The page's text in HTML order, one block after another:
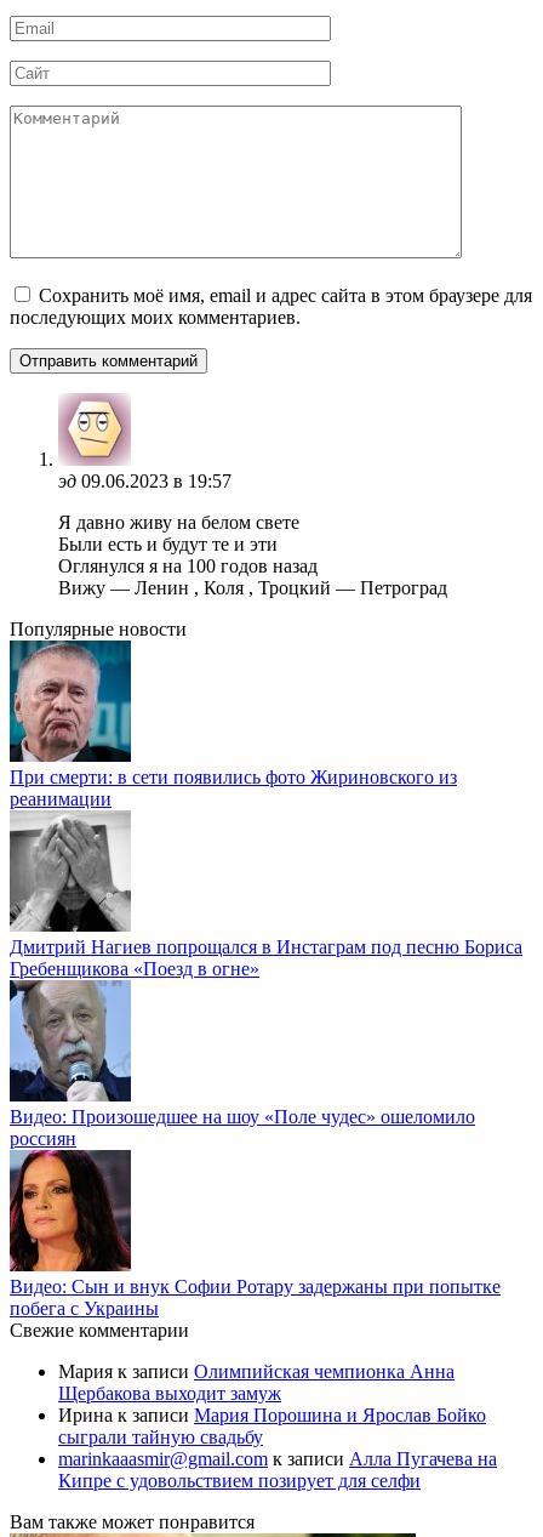
Email
*
Сайт
Комментарий
Сохранить моё имя, email и адрес сайта в этом браузере для
последующих моих комментариев.
эд 09.06.2023 в 19:57
Я давно живу на белом свете
Были есть и будут те и эти
Оглянулся я на 100 годов назад
Вижу — Ленин , Коля , Троцкий — Петроград
Популярные новости
При смерти: в сети появились фото Жириновского из
реанимации
Дмитрий Нагиев попрощался в Инстаграм под песню Бориса
Гребенщикова «Поезд в огне»
Видео: Произошедшее на шоу «Поле чудес» ошеломило
россиян
Видео: Сын и внук Софии Ротару задержаны при попытке
побега с Украины
Свежие комментарии
Мария к записи Олимпийская чемпионка Анна
Щербакова выходит замуж
Ирина к записи Мария Порошина и Ярослав Бойко
сыграли тайную свадьбу
marinkaaasmir@gmail.com к записи Алла Пугачева на
Кипре с удовольствием позирует для селфи
Вам также может понравится